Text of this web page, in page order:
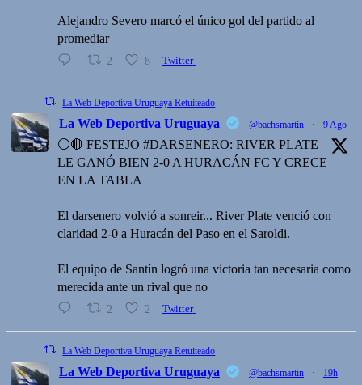
Alejandro Severo marcó el único gol del partido al
promediar
2 8 Twitter
La Web Deportiva Uruguaya Retuiteado
La Web Deportiva Uruguaya @bachsmartin · 9 Ago
⚪️🔴 FESTEJO #DARSENERO: RIVER PLATE
LE GANÓ BIEN 2-0 A HURACÁN FC Y CRECE
EN LA TABLA
El darsenero volvió a sonreir... River Plate venció con
claridad 2-0 a Huracán del Paso en el Saroldi.
El equipo de Santín logró una victoria tan necesaria como
merecida ante un rival que no
2 2 Twitter
La Web Deportiva Uruguaya Retuiteado
La Web Deportiva Uruguaya @bachsmartin · 19h